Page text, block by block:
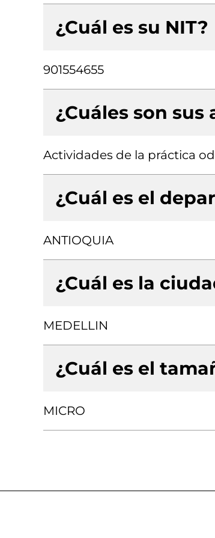
¿Cuál es su NIT?
901554655
¿Cuáles son
Actividades de la práctica
¿Cuál es el
ANTIOQUIA
¿Cuál es la
MEDELLIN
¿Cuál es el
MICRO